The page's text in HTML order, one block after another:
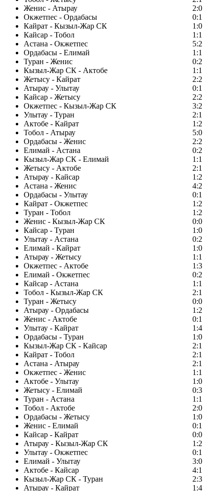
Женис - Атырау
2:0
Окжетпес - Ордабасы
0:1
Кайрат - Кызыл-Жар СК
1:0
Кайсар - Тобол
1:1
Астана - Окжетпес
5:2
Ордабасы - Елимай
1:1
Туран - Женис
0:2
Кызыл-Жар СК - Актобе
1:1
Жетысу - Кайрат
2:2
Атырау - Улытау
0:1
Кайсар - Жетысу
2:2
Окжетпес - Кызыл-Жар СК
3:2
Улытау - Туран
2:1
Актобе - Кайрат
1:2
Тобол - Атырау
5:0
Ордабасы - Женис
2:2
Елимай - Астана
0:2
Кызыл-Жар СК - Елимай
1:1
Жетысу - Актобе
2:1
Атырау - Кайсар
1:2
Астана - Женис
4:2
Ордабасы - Улытау
0:1
Кайрат - Окжетпес
1:2
Туран - Тобол
1:2
Женис - Кызыл-Жар СК
0:0
Кайсар - Туран
1:0
Улытау - Астана
0:2
Елимай - Кайрат
1:0
Атырау - Жетысу
1:1
Окжетпес - Актобе
1:3
Елимай - Окжетпес
0:2
Кайсар - Астана
1:1
Тобол - Кызыл-Жар СК
2:1
Туран - Жетысу
0:0
Атырау - Ордабасы
1:2
Женис - Актобе
0:1
Улытау - Кайрат
1:4
Ордабасы - Туран
1:0
Кызыл-Жар СК - Кайсар
2:1
Кайрат - Тобол
2:1
Астана - Атырау
2:1
Окжетпес - Женис
1:1
Актобе - Улытау
1:0
Жетысу - Елимай
0:3
Туран - Астана
1:1
Тобол - Актобе
2:0
Ордабасы - Жетысу
1:0
Женис - Елимай
0:1
Кайсар - Кайрат
0:0
Атырау - Кызыл-Жар СК
1:2
Улытау - Окжетпес
0:1
Елимай - Улытау
3:0
Актобе - Кайсар
4:1
Кызыл-Жар СК - Туран
2:3
Атырау - Кайрат
1:4